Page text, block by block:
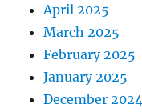
April 2025
March 2025
February 2025
January 2025
December 2024